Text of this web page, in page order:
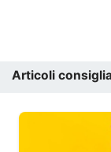
Articoli